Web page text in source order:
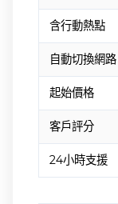
含行動熱點
自動切換網路
起始價格
客戶評分
24小時支援